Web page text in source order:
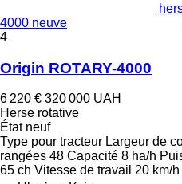
4000 neuve
4
Origin ROTARY-4000
6 220 € 320 000 UAH
Herse rotative
Étatneuf
Type pour tracteur Largeur de
rangées 48 Capacité 8 ha/h
65 ch Vitesse de travail 20 km/h